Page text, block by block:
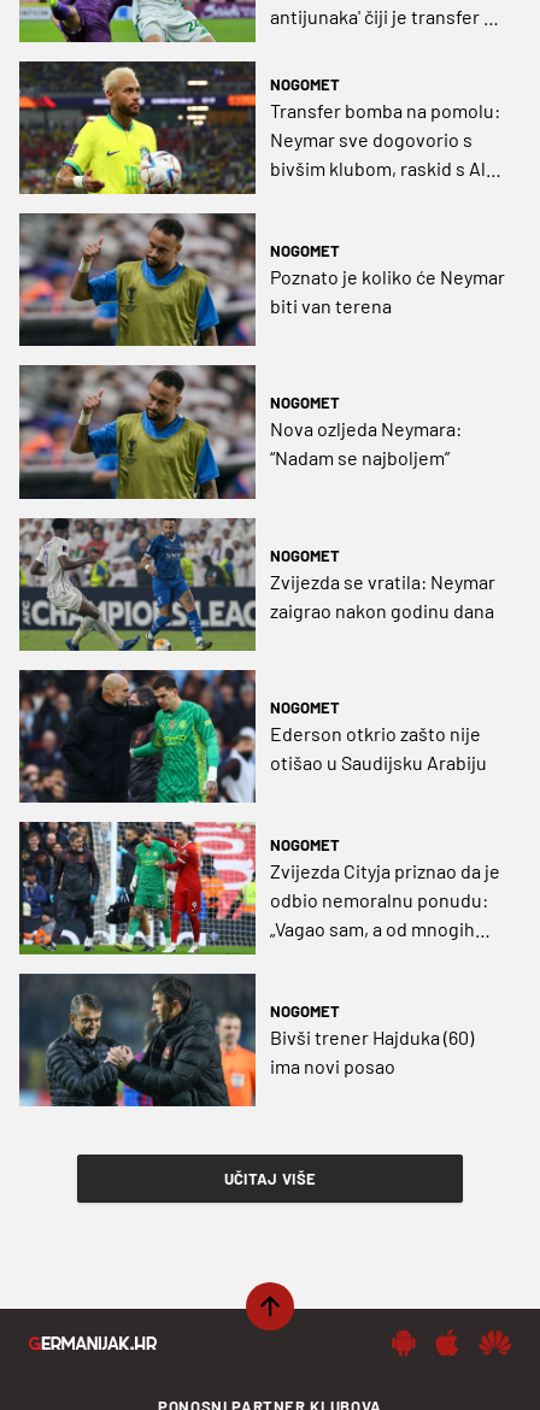
antijunaka' čiji je transfer u
NOGOMET
Transfer bomba na pomolu:
Neymar sve dogovorio s
bivšim klubom, raskid s Al-
NOGOMET
Poznato je koliko će Neymar
biti van terena
NOGOMET
Nova ozljeda Neymara:
“Nadam se najboljem”
NOGOMET
Zvijezda se vratila: Neymar
zaigrao nakon godinu dana
NOGOMET
Ederson otkrio zašto nije
otišao u Saudijsku Arabiju
NOGOMET
Zvijezda Cityja priznao da je
odbio nemoralnu ponudu:
„Vagao sam, a od mnogih
NOGOMET
Bivši trener Hajduka (60)
ima novi posao
UČITAJ VIŠE